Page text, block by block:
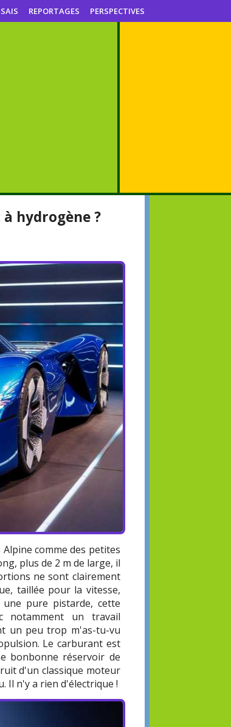
REPORTAGES PERSPECTIVES
hydrogène ?
comme des petites
plus de 2 m de large, il
ne sont clairement
taillée pour la vitesse,
pure pistarde, cette
notamment un travail
un peu trop m'as-tu-vu
Le carburant est
bonbonne réservoir de
d'un classique moteur
Il n'y a rien d'électrique !